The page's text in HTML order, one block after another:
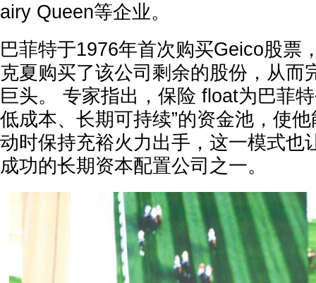
airy Queen等企业。
巴菲特于1976年首次购买Geico股票
克夏购买了该公司剩余的股份，从而
巨头。 专家指出，保险 float为巴菲
低成本、长期可持续”的资金池，使
动时保持充裕火力出手，这一模式也
成功的长期资本配置公司之一。